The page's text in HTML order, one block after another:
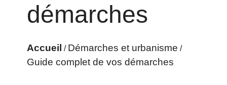
démarches
Accueil / Démarches et urbanisme /
Guide complet de vos démarches